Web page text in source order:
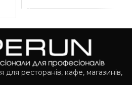
ресторанів, кафе, магазинів,